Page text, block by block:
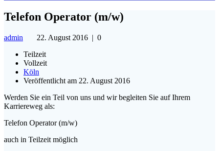
Telefon Operator (m/w)
admin 22. August 2016 | 0
Teilzeit
Vollzeit
Köln
Veröffentlicht am 22. August 2016
Werden Sie ein Teil von uns und wir begleiten Sie auf Ihrem
Karriereweg als:
Telefon Operator (m/w)
auch in Teilzeit möglich